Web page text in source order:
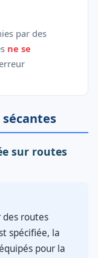
par des
ne se
sur routes
des routes
spécifiée, la
pour la